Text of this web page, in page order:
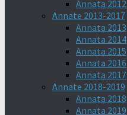
Annata 2012
Annate 2013-2017
Annata 2013
Annata 2014
Annata 2015
Annata 2016
Annata 2017
Annate 2018-2019
Annata 2018
Annata 2019